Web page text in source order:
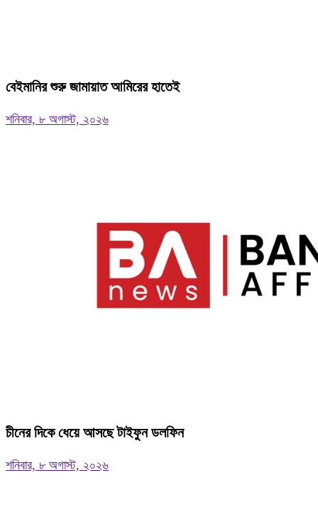
বেইমানির শুরু জামায়াত আমিরের হাতেই
শনিবার, ৮ অগাস্ট, ২০২৬
চীনের দিকে ধেয়ে আসছে টাইফুন ডলফিন
শনিবার, ৮ অগাস্ট, ২০২৬